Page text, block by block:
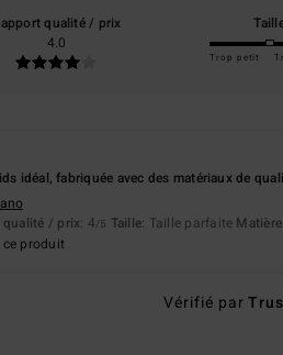
qualité / prix
4.0
Trop petit
idéal, fabriquée avec des matériaux de
qualité / prix: 4/5 Taille: Taille parfaite Matière
produit
Vérifié par